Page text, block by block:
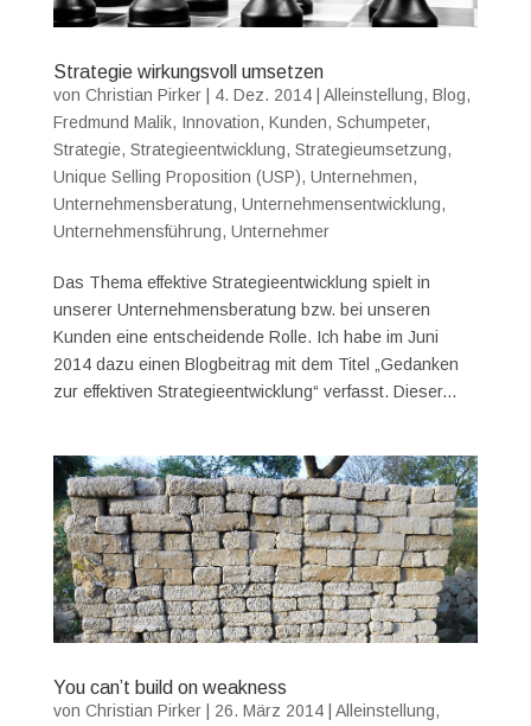
Strategie wirkungsvoll umsetzen
von Christian Pirker| 4. Dez. 2014| Alleinstellung, Blog,
Fredmund Malik, Innovation, Kunden, Schumpeter,
Strategie, Strategieentwicklung, Strategieumsetzung,
Unique Selling Proposition (USP), Unternehmen,
Unternehmensberatung, Unternehmensentwicklung,
Unternehmensführung, Unternehmer
Das Thema effektive Strategieentwicklung spielt in
unserer Unternehmensberatung bzw. bei unseren
Kunden eine entscheidende Rolle. Ich habe im Juni
2014 dazu einen Blogbeitrag mit dem Titel „Gedanken
zur effektiven Strategieentwicklung“ verfasst. Dieser...
You can’t build on weakness
von Christian Pirker| 26. März 2014| Alleinstellung,